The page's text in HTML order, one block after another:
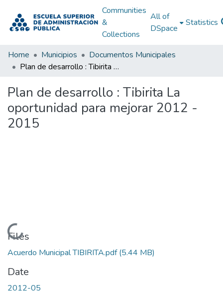
Communities
&
Collections
All of
DSpace
Statistics
Home Municipios
Documentos Municipales
Plan de desarrollo : Tibirita La oportunidad para mejorar 2012 - 2015
Plan de desarrollo : Tibirita La
oportunidad para mejorar 2012 -
2015
Loading...
Files
Acuerdo Municipal TIBIRITA.pdf(5.44 MB)
Date
2012-05